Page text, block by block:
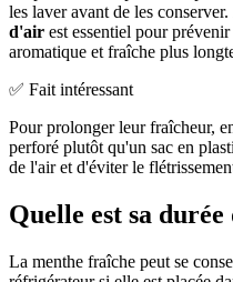
les laver avant de les conserver.
d'air est essentiel pour
aromatique et fraîche plus
✅ Fait intéressant
Pour prolonger leur fraîcheur,
perforé plutôt qu'un sac en
de l'air et d'éviter le
Quelle est sa
La menthe fraîche peut se